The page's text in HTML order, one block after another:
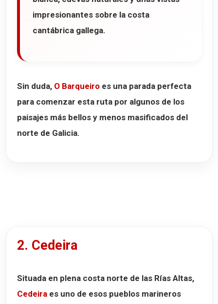
impresionantes sobre la costa
cantábrica gallega.
Sin duda, O Barqueiro es una parada perfecta
para comenzar esta ruta por algunos de los
paisajes más bellos y menos masificados del
norte de Galicia.
2. Cedeira
Situada en plena costa norte de las Rías Altas,
Cedeira es uno de esos pueblos marineros